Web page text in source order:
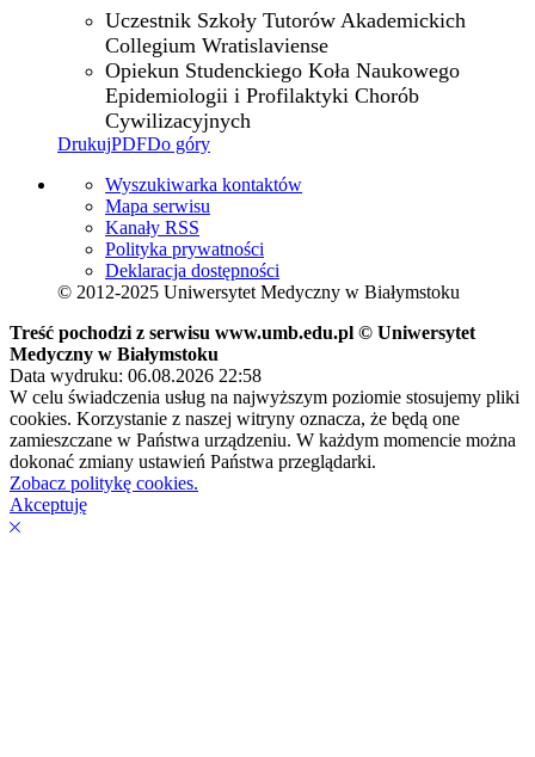
Uczestnik Szkoły Tutorów Akademickich
Collegium Wratislaviense
Opiekun Studenckiego Koła Naukowego
Epidemiologii i Profilaktyki Chorób
Cywilizacyjnych
DrukujPDFDo góry
Wyszukiwarka kontaktów
Mapa serwisu
Kanały RSS
Polityka prywatności
Deklaracja dostępności
© 2012-2025 Uniwersytet Medyczny w Białymstoku
Treść pochodzi z serwisu www.umb.edu.pl © Uniwersytet
Medyczny w Białymstoku
Data wydruku: 06.08.2026 22:58
W celu świadczenia usług na najwyższym poziomie stosujemy pliki
cookies. Korzystanie z naszej witryny oznacza, że będą one
zamieszczane w Państwa urządzeniu. W każdym momencie można
dokonać zmiany ustawień Państwa przeglądarki.
Zobacz politykę cookies.
Akceptuję